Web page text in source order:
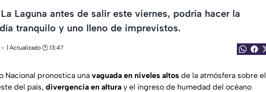
Laguna antes de salir este viernes, podría hacer la
tranquilo y uno lleno de imprevistos.
| Actualizado 🕑 13:47
Nacional pronostica una vaguada en niveles altos de la atmósfera sobre el
del país, divergencia en altura y el ingreso de humedad del océano